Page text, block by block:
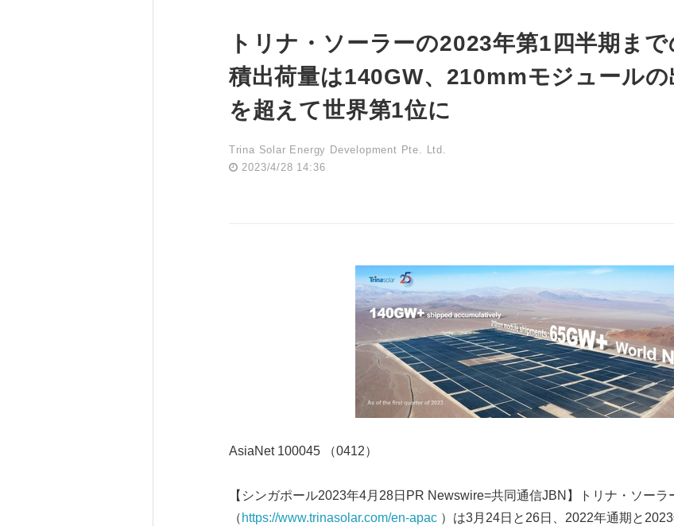
トリナ・ソーラーの2023年第1四半期ま
積出荷量は140GW、210mmモジュール
を超えて世界第1位に
Trina Solar Energy Development Pte. Ltd.
2023/4/28 14:36
AsiaNet 100045 （0412）
【シンガポール2023年4月28日PR Newswire=共同通信JBN】トリナ・ソーラ
（ https://www.trinasolar.com/en-apac）は3月24日と26日、2022年通期と